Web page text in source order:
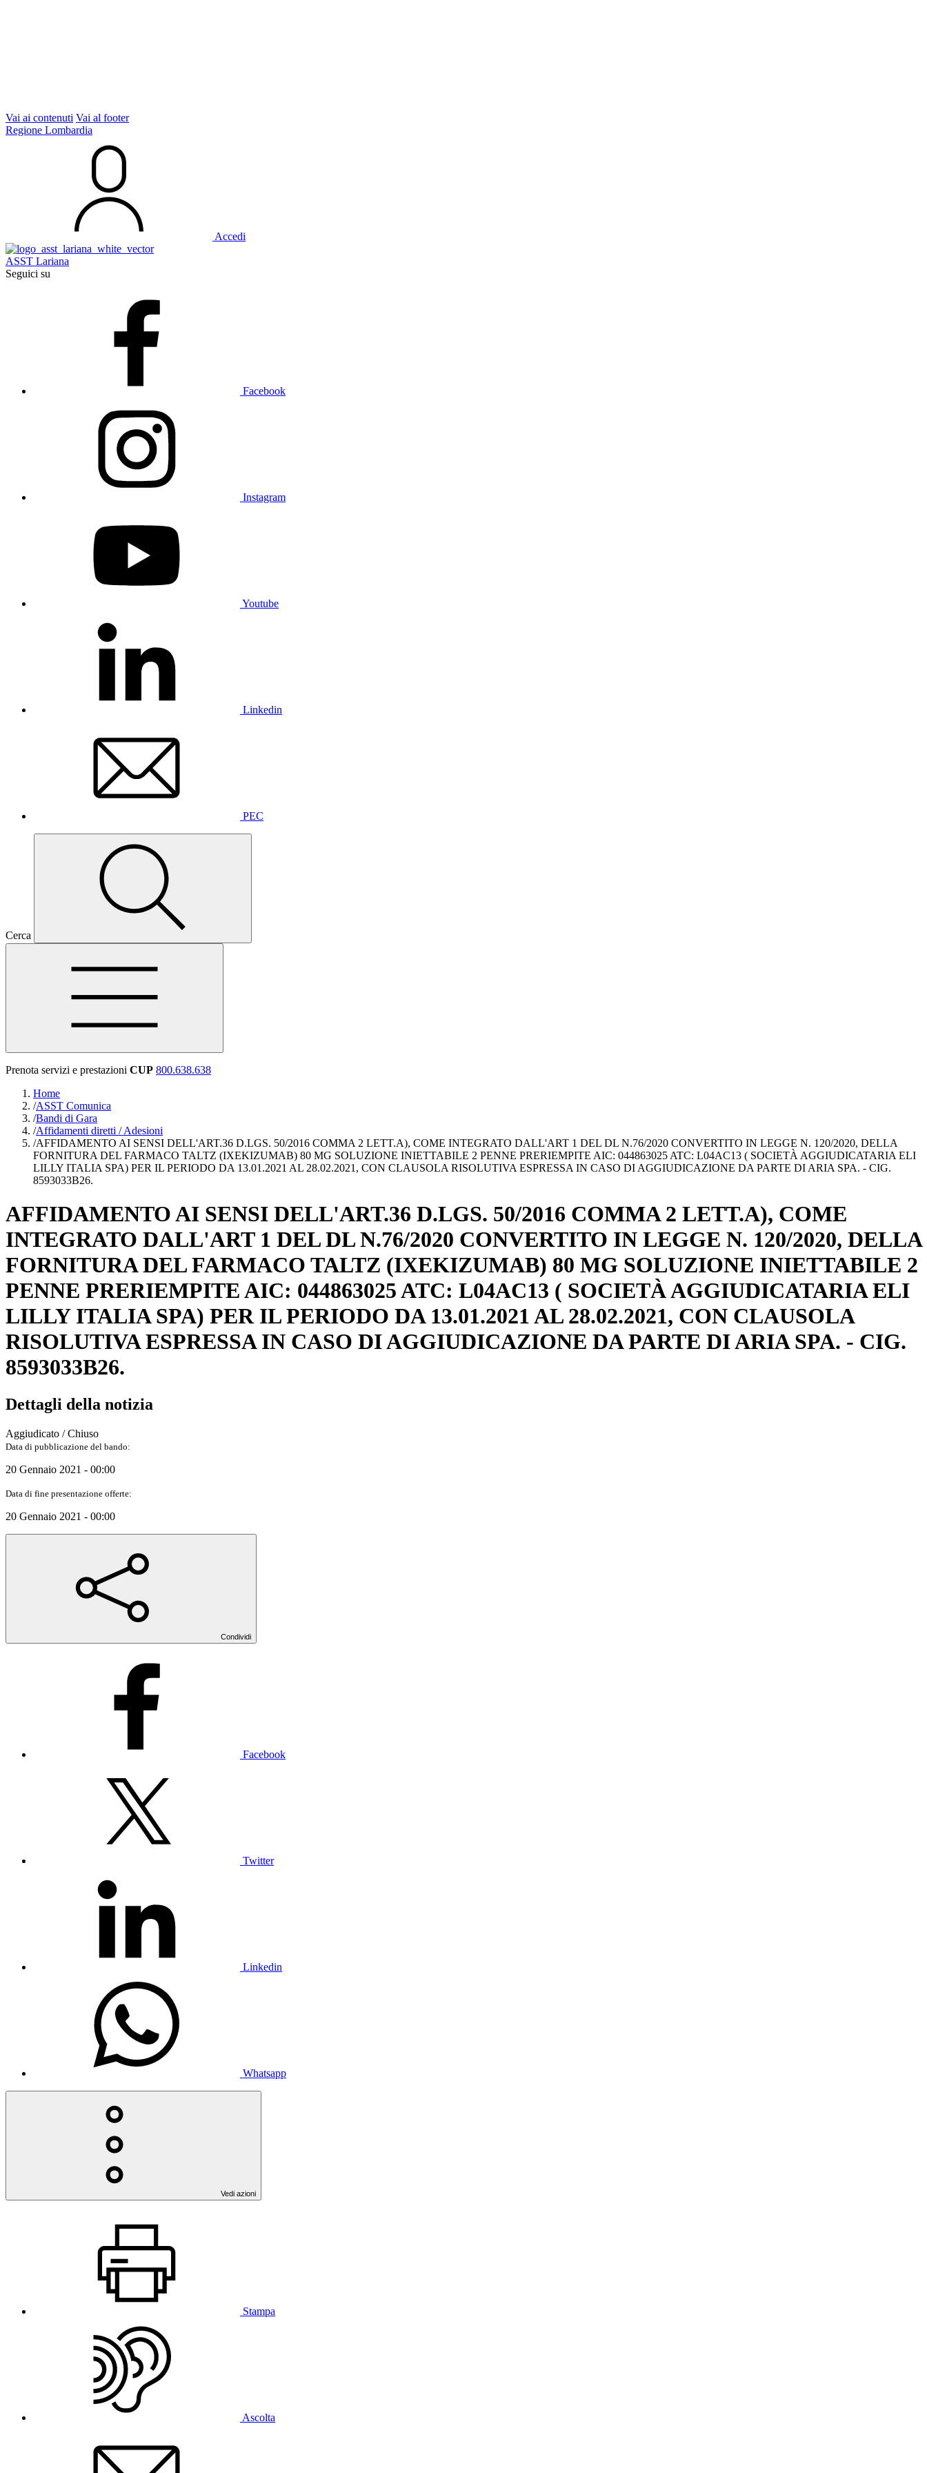
Vai ai contenuti Vai al footer
Regione Lombardia
Accedi
ASST Lariana
Seguici su
Facebook
Instagram
Youtube
Linkedin
PEC
Cerca
Prenota servizi e prestazioni CUP 800.638.638
Home
/ASST Comunica
/Bandi di Gara
/Affidamenti diretti / Adesioni
/AFFIDAMENTO AI SENSI DELL'ART.36 D.LGS. 50/2016 COMMA 2 LETT.A), COME INTEGRATO DALL'ART 1 DEL DL N.76/2020 CONVERTITO IN LEGGE N. 120/2020, DELLA
FORNITURA DEL FARMACO TALTZ (IXEKIZUMAB) 80 MG SOLUZIONE INIETTABILE 2 PENNE PRERIEMPITE AIC: 044863025 ATC: L04AC13 ( SOCIETÀ AGGIUDICATARIA ELI
LILLY ITALIA SPA) PER IL PERIODO DA 13.01.2021 AL 28.02.2021, CON CLAUSOLA RISOLUTIVA ESPRESSA IN CASO DI AGGIUDICAZIONE DA PARTE DI ARIA SPA. - CIG.
8593033B26.
AFFIDAMENTO AI SENSI DELL'ART.36 D.LGS. 50/2016 COMMA 2 LETT.A), COME
INTEGRATO DALL'ART 1 DEL DL N.76/2020 CONVERTITO IN LEGGE N. 120/2020, DELLA
FORNITURA DEL FARMACO TALTZ (IXEKIZUMAB) 80 MG SOLUZIONE INIETTABILE 2
PENNE PRERIEMPITE AIC: 044863025 ATC: L04AC13 ( SOCIETÀ AGGIUDICATARIA ELI
LILLY ITALIA SPA) PER IL PERIODO DA 13.01.2021 AL 28.02.2021, CON CLAUSOLA
RISOLUTIVA ESPRESSA IN CASO DI AGGIUDICAZIONE DA PARTE DI ARIA SPA. - CIG.
8593033B26.
Dettagli della notizia
Aggiudicato / Chiuso
Data di pubblicazione del bando:
20 Gennaio 2021 - 00:00
Data di fine presentazione offerte:
20 Gennaio 2021 - 00:00
Condividi
Facebook
Twitter
Linkedin
Whatsapp
Vedi azioni
Stampa
Ascolta